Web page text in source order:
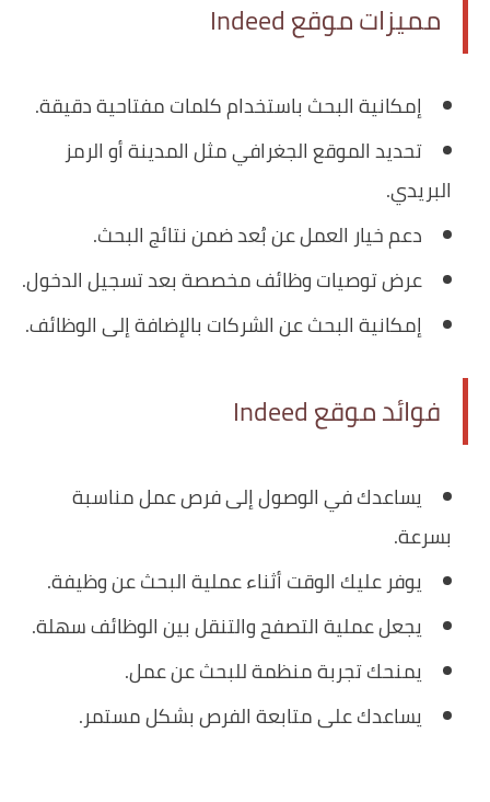
مميزات موقع Indeed
إمكانية البحث باستخدام كلمات مفتاحية دقيقة.
تحديد الموقع الجغرافي مثل المدينة أو الرمز
البريدي.
دعم خيار العمل عن بُعد ضمن نتائج البحث.
عرض توصيات وظائف مخصصة بعد تسجيل الدخول.
إمكانية البحث عن الشركات بالإضافة إلى الوظائف.
فوائد موقع Indeed
يساعدك في الوصول إلى فرص عمل مناسبة
بسرعة.
يوفر عليك الوقت أثناء عملية البحث عن وظيفة.
يجعل عملية التصفح والتنقل بين الوظائف سهلة.
يمنحك تجربة منظمة للبحث عن عمل.
يساعدك على متابعة الفرص بشكل مستمر.